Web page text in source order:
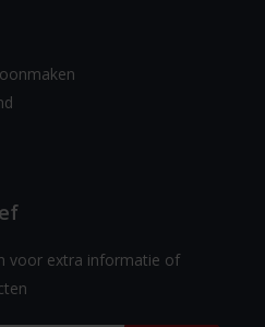
voor extra informatie of